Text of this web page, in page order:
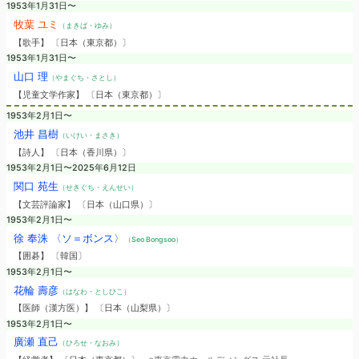
1953年1月31日〜
牧葉 ユミ （まきば・ゆみ）
【歌手】 〔日本（東京都）〕
1953年1月31日〜
山口 理 （やまぐち・さとし）
【児童文学作家】 〔日本（東京都）〕
1953年2月1日〜
池井 昌樹（いけい・まさき）
【詩人】 〔日本（香川県）〕
1953年2月1日〜2025年6月12日
関口 苑生 （せきぐち・えんせい）
【文芸評論家】 〔日本（山口県）〕
1953年2月1日〜
徐 奉洙 〈ソ＝ボンス〉 （Seo Bongsoo）
【囲碁】 〔韓国〕
1953年2月1日〜
花輪 壽彦（はなわ・としひこ）
【医師（漢方医）】 〔日本（山梨県）〕
1953年2月1日〜
廣瀬 直己 （ひろせ・なおみ）